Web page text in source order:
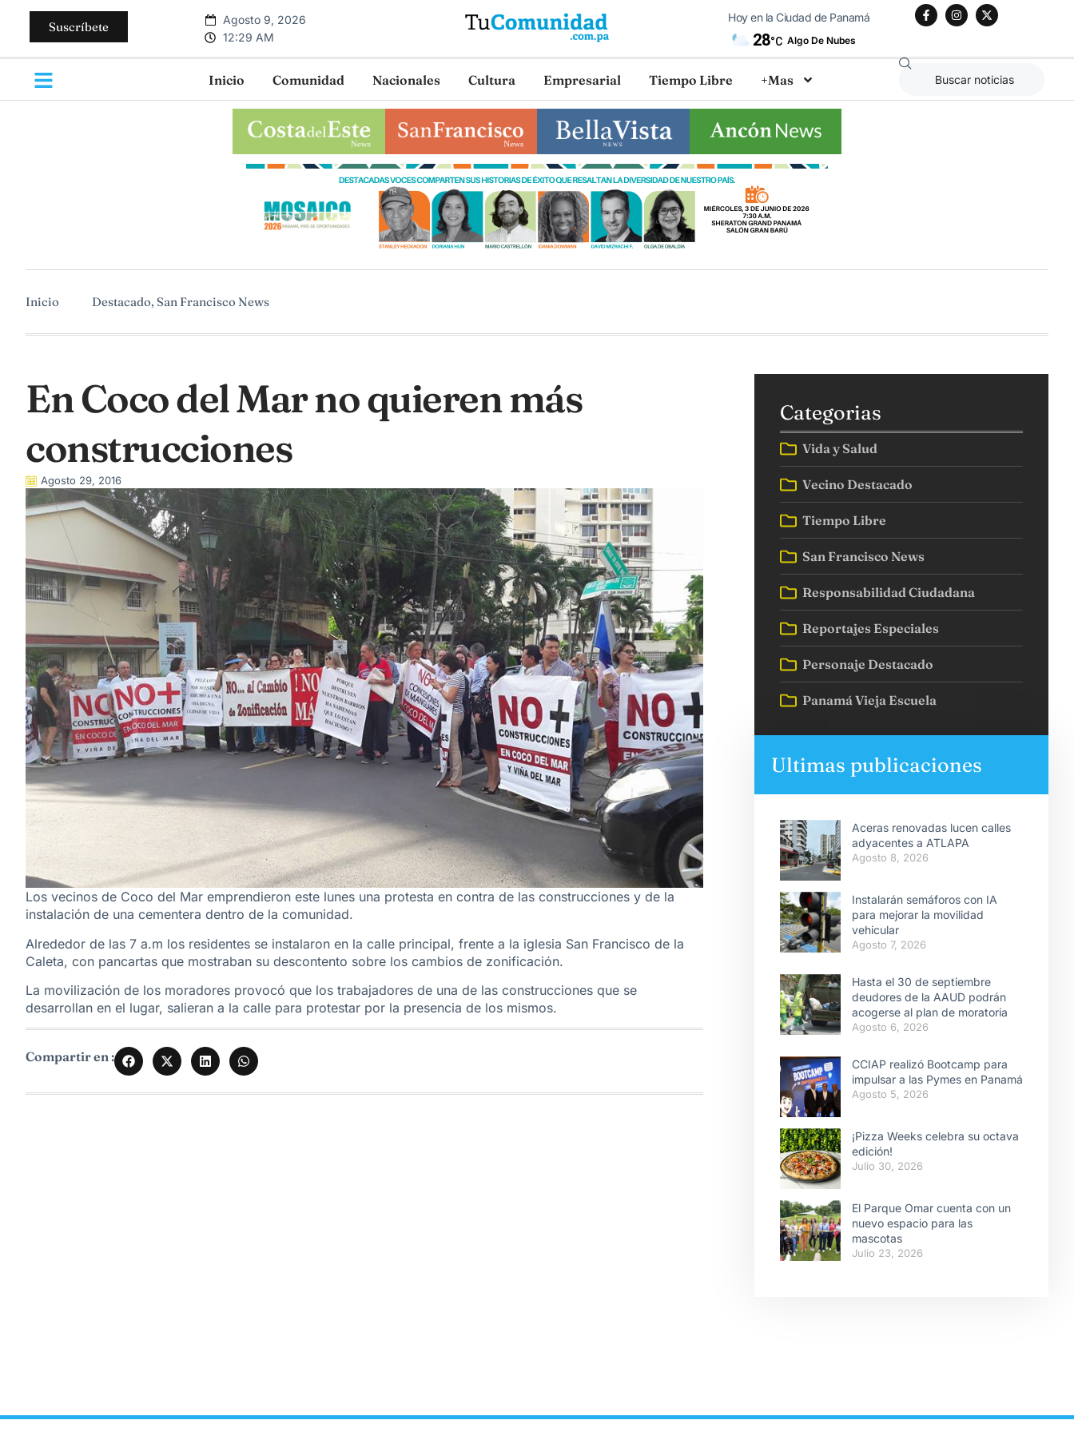
Suscríbete
Agosto 9, 2026
12:29 AM
Hoy en la Ciudad de Panamá
28°C Algo De Nubes
Inicio Comunidad Nacionales Cultura Empresarial Tiempo Libre +Mas
Inicio Destacado, San Francisco News
En Coco del Mar no quieren más
construcciones
Agosto 29, 2016
Los vecinos de Coco del Mar emprendieron este lunes una protesta en contra de las construcciones y de la
instalación de una cementera dentro de la comunidad.
Alrededor de las 7 a.m los residentes se instalaron en la calle principal, frente a la iglesia San Francisco de la
Caleta, con pancartas que mostraban su descontento sobre los cambios de zonificación.
La movilización de los moradores provocó que los trabajadores de una de las construcciones que se
desarrollan en el lugar, salieran a la calle para protestar por la presencia de los mismos.
Compartir en :
Categorias
Vida y Salud
Vecino Destacado
Tiempo Libre
San Francisco News
Responsabilidad Ciudadana
Reportajes Especiales
Personaje Destacado
Panamá Vieja Escuela
Ultimas publicaciones
Aceras renovadas lucen calles
adyacentes a ATLAPA
Agosto 8, 2026
Instalarán semáforos con IA
para mejorar la movilidad
vehicular
Agosto 7, 2026
Hasta el 30 de septiembre
deudores de la AAUD podrán
acogerse al plan de moratoria
Agosto 6, 2026
CCIAP realizó Bootcamp para
impulsar a las Pymes en Panamá
Agosto 5, 2026
¡Pizza Weeks celebra su octava
edición!
Julio 30, 2026
El Parque Omar cuenta con un
nuevo espacio para las
mascotas
Julio 23, 2026